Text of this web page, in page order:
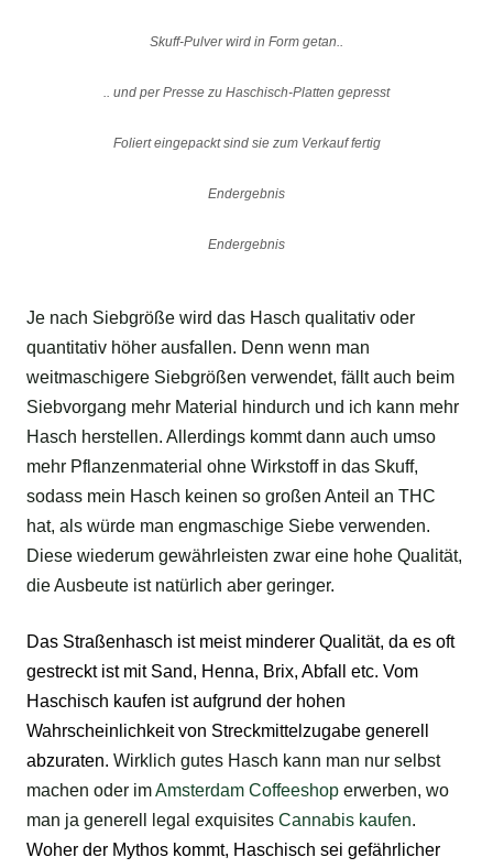
Skuff-Pulver wird in Form getan..
.. und per Presse zu Haschisch-Platten gepresst
Foliert eingepackt sind sie zum Verkauf fertig
Endergebnis
Endergebnis
Je nach Siebgröße wird das Hasch qualitativ oder
quantitativ höher ausfallen. Denn wenn man
weitmaschigere Siebgrößen verwendet, fällt auch beim
Siebvorgang mehr Material hindurch und ich kann mehr
Hasch herstellen. Allerdings kommt dann auch umso
mehr Pflanzenmaterial ohne Wirkstoff in das Skuff,
sodass mein Hasch keinen so großen Anteil an THC
hat, als würde man engmaschige Siebe verwenden.
Diese wiederum gewährleisten zwar eine hohe Qualität,
die Ausbeute ist natürlich aber geringer.
Das Straßenhasch ist meist minderer Qualität, da es oft
gestreckt ist mit Sand, Henna, Brix, Abfall etc. Vom
Haschisch kaufen ist aufgrund der hohen
Wahrscheinlichkeit von Streckmittelzugabe generell
abzuraten. Wirklich gutes Hasch kann man nur selbst
machen oder imAmsterdam Coffeeshop erwerben, wo
man ja generell legal exquisites Cannabis kaufen.
Woher der Mythos kommt, Haschisch sei gefährlicher